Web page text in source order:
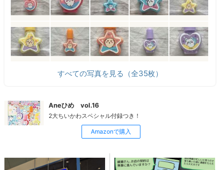
すべての写真を見る（全35枚）
Aneひめ vol.16
2大ちいかわスペシャル付録つき！
Amazonで購入